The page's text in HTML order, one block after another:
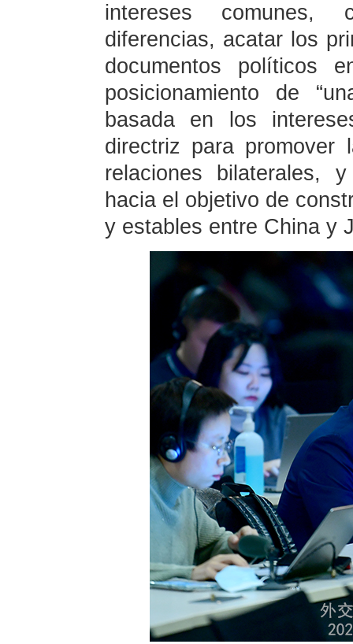
intereses comunes,
diferencias, acatar los
documentos políticos
posicionamiento de
basada en los
directriz para
relaciones bilaterales,
hacia el objetivo de
y estables entre China y